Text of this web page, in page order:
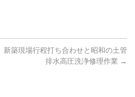
新築現場行程打ち合わせと昭和の土管
排水高圧洗浄修理作業 →